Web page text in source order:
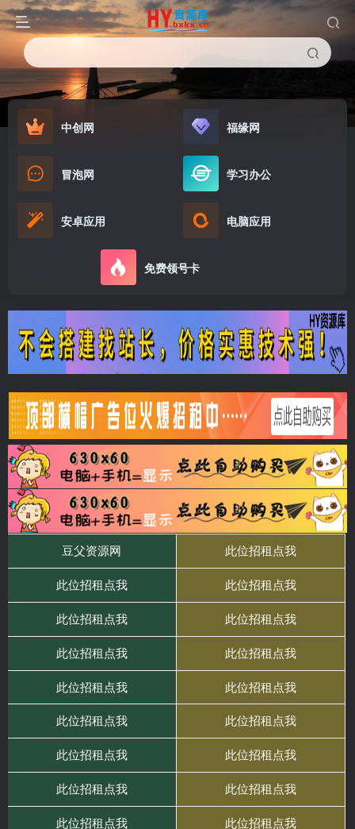
中创网 福缘网
冒泡网 学习办公
安卓应用 电脑应用
免费领号卡